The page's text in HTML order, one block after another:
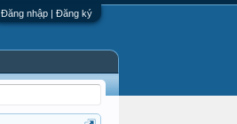
Đăng nhập | Đăng ký